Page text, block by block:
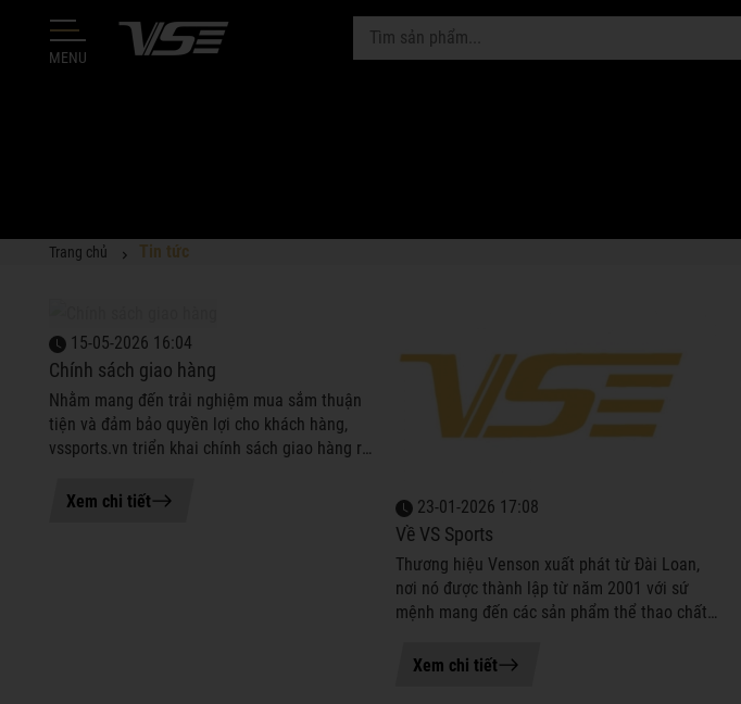
MENU
Trang chủ Tin tức
15-05-2026 16:04
Chính sách giao hàng
Nhằm mang đến trải nghiệm mua sắm thuận
tiện và đảm bảo quyền lợi cho khách hàng,
vssports.vn triển khai chính sách giao hàng rõ
tiếp tại cửa hàng và khách đặ...
Xem chi tiết 23-01-2026 17:08
Về VS Sports
Thương hiệu Venson xuất phát từ Đài Loan,
nơi nó được thành lập từ năm 2001 với sứ
mệnh mang đến các sản phẩm thể thao chất
của người dùng. Từ những ngày đầ...
Xem chi tiết